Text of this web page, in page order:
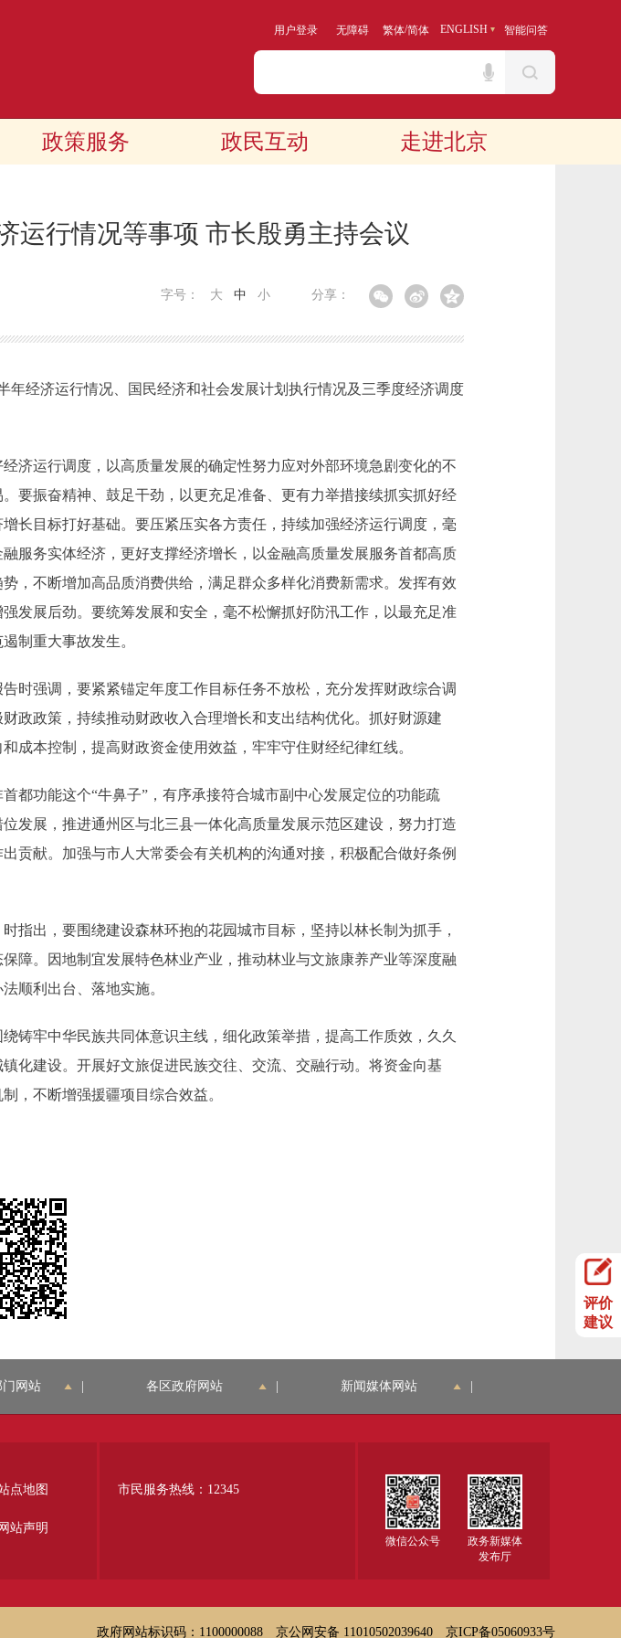
用户登录 无障碍 繁体/简体 ENGLISH 智能问答
政策服务 政民互动 走进北京
运行情况等事项 市长殷勇主持会议
分享：
字号： 大 中 小
经济运行情况、国民经济和社会发展计划执行情况及三季度经济调度
运行调度，以高质量发展的确定性努力应对外部环境急剧变化的不
要振奋精神、鼓足干劲，以更充足准备、更有力举措接续抓实抓好经
长目标打好基础。要压紧压实各方责任，持续加强经济运行调度，毫
服务实体经济，更好支撑经济增长，以金融高质量发展服务首都高质
，不断增加高品质消费供给，满足群众多样化消费新需求。发挥有效
发展后劲。要统筹发展和安全，毫不松懈抓好防汛工作，以最充足准
制重大事故发生。
强调，要紧紧锚定年度工作目标任务不放松，充分发挥财政综合调
政政策，持续推动财政收入合理增长和支出结构优化。抓好财源建
成本控制，提高财政资金使用效益，牢牢守住财经纪律红线。
功能这个“牛鼻子”，有序承接符合城市副中心发展定位的功能疏
发展，推进通州区与北三县一体化高质量发展示范区建设，努力打造
贡献。加强与市人大常委会有关机构的沟通对接，积极配合做好条例
出，要围绕建设森林环抱的花园城市目标，坚持以林长制为抓手，
障。因地制宜发展特色林业产业，推动林业与文旅康养产业等深度融
顺利出台、落地实施。
牢中华民族共同体意识主线，细化政策举措，提高工作质效，久久
化建设。开展好文旅促进民族交往、交流、交融行动。将资金向基
，不断增强援疆项目综合效益。
评价
建议
网站 各区政府网站 新闻媒体网站
点地图
网站声明
市民服务热线：12345
微信公众号
政务新媒体
发布厅
政府网站标识码：1100000088 京公网安备 11010502039640 京ICP备05060933号